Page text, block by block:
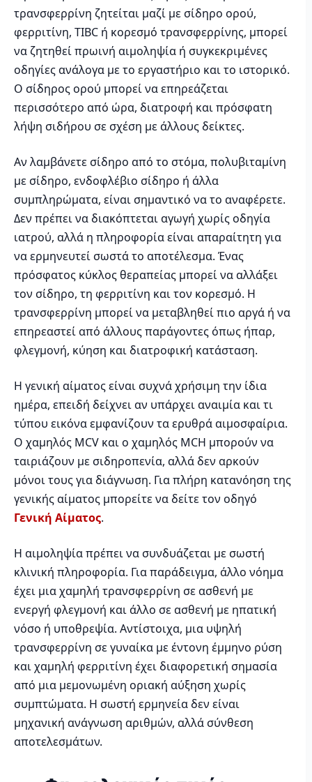
τρανσφερρίνη ζητείται μαζί με σίδηρο ορού,
φερριτίνη, TIBC ή κορεσμό τρανσφερρίνης, μπορεί
να ζητηθεί πρωινή αιμοληψία ή συγκεκριμένες
οδηγίες ανάλογα με το εργαστήριο και το ιστορικό.
Ο σίδηρος ορού μπορεί να επηρεάζεται
περισσότερο από ώρα, διατροφή και πρόσφατη
λήψη σιδήρου σε σχέση με άλλους δείκτες.
Αν λαμβάνετε σίδηρο από το στόμα, πολυβιταμίνη
με σίδηρο, ενδοφλέβιο σίδηρο ή άλλα
συμπληρώματα, είναι σημαντικό να το αναφέρετε.
Δεν πρέπει να διακόπτεται αγωγή χωρίς οδηγία
ιατρού, αλλά η πληροφορία είναι απαραίτητη για
να ερμηνευτεί σωστά το αποτέλεσμα. Ένας
πρόσφατος κύκλος θεραπείας μπορεί να αλλάξει
τον σίδηρο, τη φερριτίνη και τον κορεσμό. Η
τρανσφερρίνη μπορεί να μεταβληθεί πιο αργά ή να
επηρεαστεί από άλλους παράγοντες όπως ήπαρ,
φλεγμονή, κύηση και διατροφική κατάσταση.
Η γενική αίματος είναι συχνά χρήσιμη την ίδια
ημέρα, επειδή δείχνει αν υπάρχει αναιμία και τι
τύπου εικόνα εμφανίζουν τα ερυθρά αιμοσφαίρια.
Ο χαμηλός MCV και ο χαμηλός MCH μπορούν να
ταιριάζουν με σιδηροπενία, αλλά δεν αρκούν
μόνοι τους για διάγνωση. Για πλήρη κατανόηση της
γενικής αίματος μπορείτε να δείτε τον οδηγό
Γενική Αίματος.
Η αιμοληψία πρέπει να συνδυάζεται με σωστή
κλινική πληροφορία. Για παράδειγμα, άλλο νόημα
έχει μια χαμηλή τρανσφερρίνη σε ασθενή με
ενεργή φλεγμονή και άλλο σε ασθενή με ηπατική
νόσο ή υποθρεψία. Αντίστοιχα, μια υψηλή
τρανσφερρίνη σε γυναίκα με έντονη έμμηνο ρύση
και χαμηλή φερριτίνη έχει διαφορετική σημασία
από μια μεμονωμένη οριακή αύξηση χωρίς
συμπτώματα. Η σωστή ερμηνεία δεν είναι
μηχανική ανάγνωση αριθμών, αλλά σύνθεση
αποτελεσμάτων.